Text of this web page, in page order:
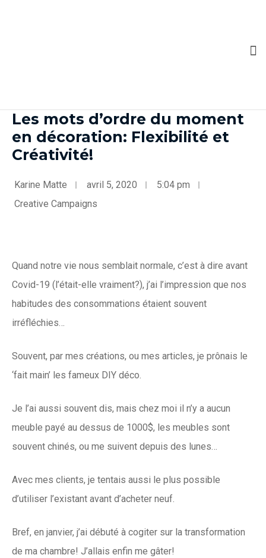
Les mots d’ordre du moment
en décoration: Flexibilité et
Créativité!
Karine Matte avril 5, 2020
5:04 pm
Creative Campaigns
Quand notre vie nous semblait normale, c’est à dire avant
Covid-19 (l’était-elle vraiment?), j’ai l’impression que nos
habitudes des consommations étaient souvent
irréfléchies…
Souvent, par mes créations, ou mes articles, je prônais le
‘fait main’ les fameux DIY déco.
Je l’ai aussi souvent dis, mais chez moi il n’y a aucun
meuble payé au dessus de 1000$, les meubles sont
souvent chinés, ou me suivent depuis des lunes…
Avec mes clients, je tentais aussi le plus possible
d’utiliser l’existant avant d’acheter neuf.
Bref, en janvier, j’ai débuté à cogiter sur la transformation
de ma chambre! J’allais enfin me gâter!